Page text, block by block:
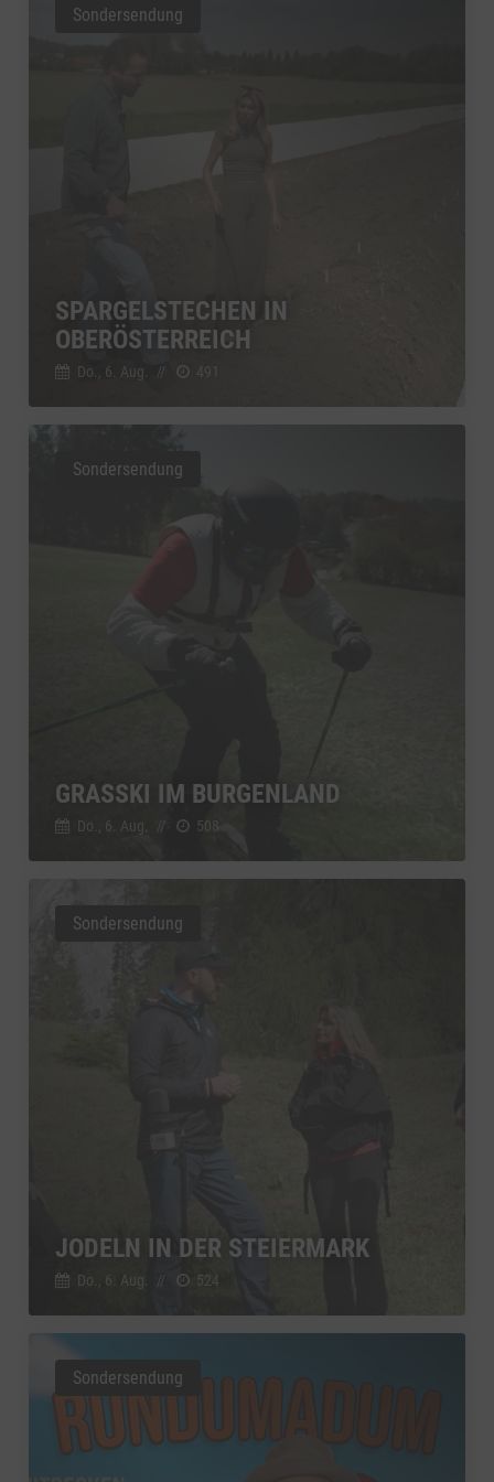
SPARGELSTECHEN IN
OBERÖSTERREICH
Do., 6. Aug. // 491
Sondersendung
GRASSKI IM BURGENLAND
Do., 6. Aug. // 508
Sondersendung
JODELN IN DER STEIERMARK
Do., 6. Aug. // 524
Sondersendung
Sondersendung